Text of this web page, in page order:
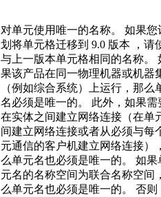
对单元使用唯一的名称。 如果您
划将单元格迁移到 9.0 版本 ，请
与上一版本单元格相同的名称。
果该产品在同一物理机器或机器
（例如综合系统）上运行，那么
名必须是唯一的。 此外，如果需
在实体之间建立网络连接（在单
间建立网络连接或者从必须与每
元通信的客户机建立网络连接）
么单元名也必须是唯一的。 如果
元名的名称空间为联合名称空间
么单元名也必须是唯一的。 否则